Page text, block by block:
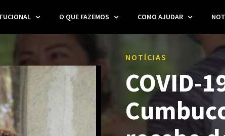
O QUE FAZEMOS COMO AJUDAR
NOTÍCIAS
COVID-